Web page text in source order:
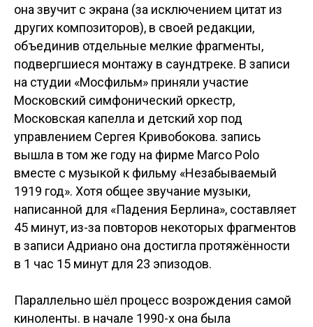
она звучит с экрана (за исключением цитат из
других композиторов), в своей редакции,
объединив отдельные мелкие фрагменты,
подвергшиеся монтажу в саундтреке. В записи
на студии «Мосфильм» приняли участие
Московский симфонический оркестр,
Московская капелла и детский хор под
управлением Сергея Кривобокова. запись
вышла в том же году на фирме Marco Polo
вместе с музыкой к фильму «Незабываемый
1919 год». Хотя общее звучание музыки,
написанной для «Падения Берлина», составляет
45 минут, из-за повторов некоторых фрагментов
в записи Адриано она достигла протяжённости
в 1 час 15 минут для 23 эпизодов.
Параллельно шёл процесс возрождения самой
киноленты. в начале 1990-х она была